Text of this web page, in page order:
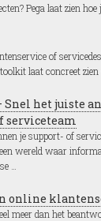
Pega laat zien hoe
of
laat concreet zien
Snel het juiste
serviceteam
je support- of
wereld waar
…
online
meer dan het